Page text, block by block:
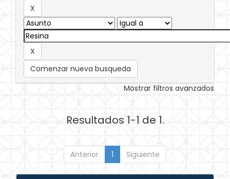
Comenzar nueva busqueda
Mostrar filtros avanzados
Resultados 1-1 de 1.
Anterior 1 Siguiente